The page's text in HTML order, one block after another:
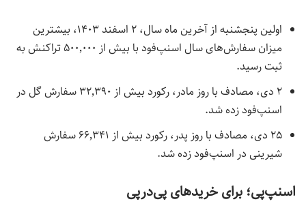
اولین پنجشنبه از آخرین ماه سال، ۲ اسفند ۱۴۰۳، بیشترین
میزان سفارش‌های سال اسنپ‌فود با بیش از ۵۰۰٬۰۰۰ تراکنش به
ثبت رسید.
۲ دی، مصادف با روز مادر، رکورد بیش از ۳۲
٬
۳۹۰ سفارش گل در
اسنپ‌فود زده شد.
۲۵ دی، مصادف با روز پدر، رکورد بیش از ۶۶٬۳۴۱ سفارش
شیرینی در اسنپ‌فود زده شد.
اسنپ‌پی؛ برای خریدهای پی‌درپی